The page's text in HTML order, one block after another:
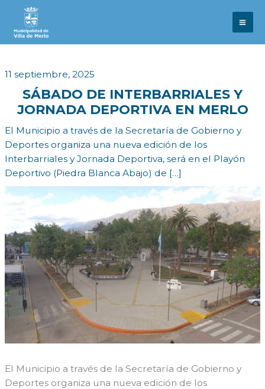
contenido
11 septiembre, 2025
SÁBADO DE INTERBARRIALES Y
JORNADA DEPORTIVA EN MERLO
El Municipio a través de la Secretaría de Gobierno y
Deportes organiza una nueva edición de los
Interbarriales y Jornada Deportiva, será en el Playón
Deportivo (Piedra Blanca Abajo) de […]
El Municipio a través de la Secretaría de Gobierno y
Deportes organiza una nueva edición de los